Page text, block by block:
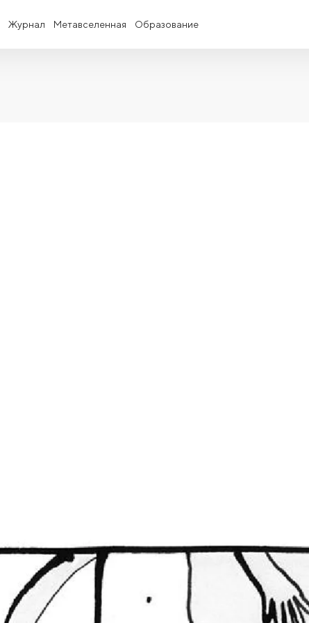
Журнал Метавселенная Образование